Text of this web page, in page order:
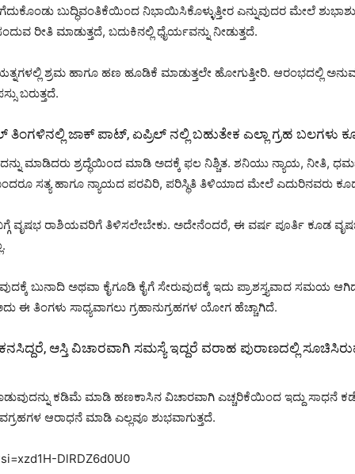
ಬುದ್ಧಿವಂತಿಕೆಯಿಂದ ನಿಭಾಯಿಸಿಕೊಳ್ಳುತ್ತೀರ ಎನ್ನುವುದರ ಮೇಲೆ
ರೀತಿ ಮಾಡುತ್ತದೆ, ಬದುಕಿನಲ್ಲಿ ಧೈರ್ಯವನ್ನು ನೀಡುತ್ತದೆ.
ಶ್ರಮ ಹಾಗೂ ಹಣ ಹೂಡಿಕೆ ಮಾಡುತ್ತಲೇ ಹೋಗುತ್ತೀರಿ. ಆರಂಭದಲ್ಲಿ
ಬರುತ್ತದೆ.
ಜಾಕ್ ಪಾಟ್, ಏಪ್ರಿಲ್ ನಲ್ಲಿ ಬಹುತೇಕ ಎಲ್ಲಾ ಗ್ರಹ ಬಲಗಳು
ಮಾಡಿದರು ಶ್ರದ್ಧೆಯಿಂದ ಮಾಡಿ ಅದಕ್ಕೆ ಫಲ ನಿಶ್ಚಿತ. ಶನಿಯು ನ್ಯಾಯ, ನೀತಿ,
ಸತ್ಯ ಹಾಗೂ ನ್ಯಾಯದ ಪರವಿರಿ, ಪರಿಸ್ಥಿತಿ ತಿಳಿಯಾದ ಮೇಲೆ ಎದುರಿನವರು ಕೂಡ
ವೃಷಭ ರಾಶಿಯವರಿಗೆ ತಿಳಿಸಲೇಬೇಕು. ಅದೇನೆಂದರೆ, ಈ ವರ್ಷ ಪೂರ್ತಿ ಕೂಡ
ಬುನಾದಿ ಅಥವಾ ಕೈಗೂಡಿ ಕೈಗೆ ಸೇರುವುದಕ್ಕೆ ಇದು ಪ್ರಾಶಸ್ತ್ಯವಾದ ಸಮಯ
ಈ ತಿಂಗಳು ಸಾಧ್ಯವಾಗಲು ಗ್ರಹಾನುಗ್ರಹಗಳ ಯೋಗ ಹೆಚ್ಚಾಗಿದೆ.
ಆಸ್ತಿ ವಿಚಾರವಾಗಿ ಸಮಸ್ಯೆ ಇದ್ದರೆ ವರಾಹ ಪುರಾಣದಲ್ಲಿ
ಕಡಿಮೆ ಮಾಡಿ ಹಣಕಾಸಿನ ವಿಚಾರವಾಗಿ ಎಚ್ಚರಿಕೆಯಿಂದ ಇದ್ದು ಸಾಧನೆ ಕಡೆ
ಆರಾಧನೆ ಮಾಡಿ ಎಲ್ಲವೂ ಶುಭವಾಗುತ್ತದೆ.
DlRDZ6d0U0